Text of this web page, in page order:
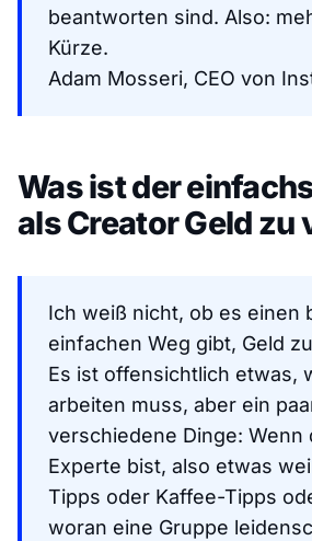
beantworten sind. Also:
Kürze.
Adam Mosseri, CEO von
Was ist der
als Creator Geld zu
Ich weiß nicht, ob es einen
einfachen Weg gibt, Geld
Es ist offensichtlich etwas,
arbeiten muss, aber ein
verschiedene Dinge: Wenn
Experte bist, also etwas
Tipps oder Kaffee-Tipps
woran eine Gruppe